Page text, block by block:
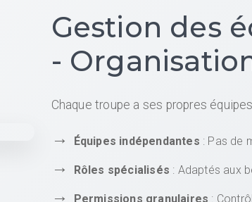
Gestion des
-
Chaque troupe a ses propres
Équipes indépendantes : Pas de
Rôles spécialisés : Adaptés aux
Permissions granulaires :